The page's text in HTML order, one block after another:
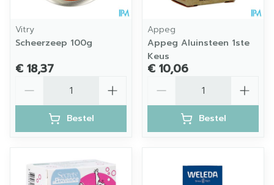
Vitry
Scheerzeep 100g
€ 18,37
Bestel
Appeg
Appeg Aluinsteen 1ste
Keus
€ 10,06
Bestel